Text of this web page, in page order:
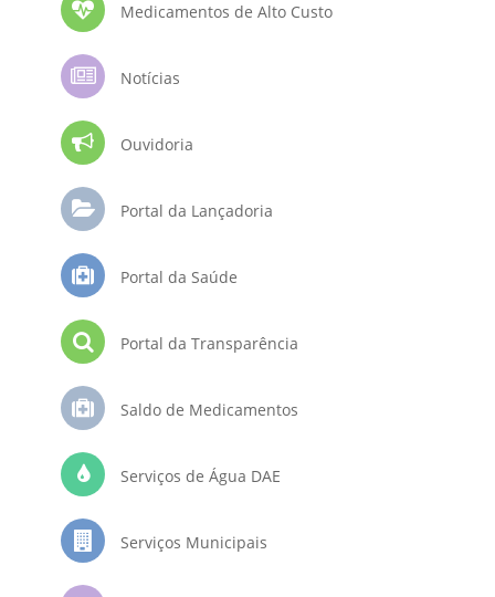
Medicamentos de Alto Custo
Notícias
Ouvidoria
Portal da Lançadoria
Portal da Saúde
Portal da Transparência
Saldo de Medicamentos
Serviços de Água DAE
Serviços Municipais